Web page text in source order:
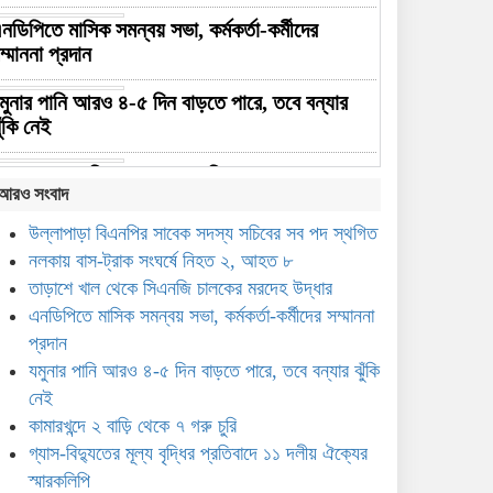
মাসিক সমন্বয় সভা, কর্মকর্তা-কর্মীদের
প্রদান
পানি আরও ৪-৫ দিন বাড়তে পারে, তবে বন্যার
নেই
২ বাড়ি থেকে ৭ গরু চুরি
গ্যাস-বিদ্যুতের মূল্য বৃদ্ধির প্রতিবাদে ১১ দলীয় ঐক্যের
স্মারকলিপি
খেতে পোকার আক্রমণ, তবুও আখের বাম্পার ফলনের
প্রত্যাশা
ফের পাটের সুদিন ফিরছে সিরাজগঞ্জে
সামাজিক মাধ্যমে ছবি ভাইরাল,
দ্রুত উদ্যোগে কাজীপুরে নির্মিত
হলো অস্থায়ী ভাসমান সেতু
সংবাদ
উল্লাপাড়া বিএনপির সাবেক সদস্য সচিবের সব পদ স্থগিত
নলকায় বাস-ট্রাক সংঘর্ষে নিহত ২, আহত ৮
তাড়াশে খাল থেকে সিএনজি চালকের মরদেহ উদ্ধার
এনডিপিতে মাসিক সমন্বয় সভা, কর্মকর্তা-কর্মীদের সম্মাননা
প্রদান
যমুনার পানি আরও ৪-৫ দিন বাড়তে পারে, তবে বন্যার ঝুঁকি
নেই
কামারখন্দে ২ বাড়ি থেকে ৭ গরু চুরি
গ্যাস-বিদ্যুতের মূল্য বৃদ্ধির প্রতিবাদে ১১ দলীয় ঐক্যের
স্মারকলিপি